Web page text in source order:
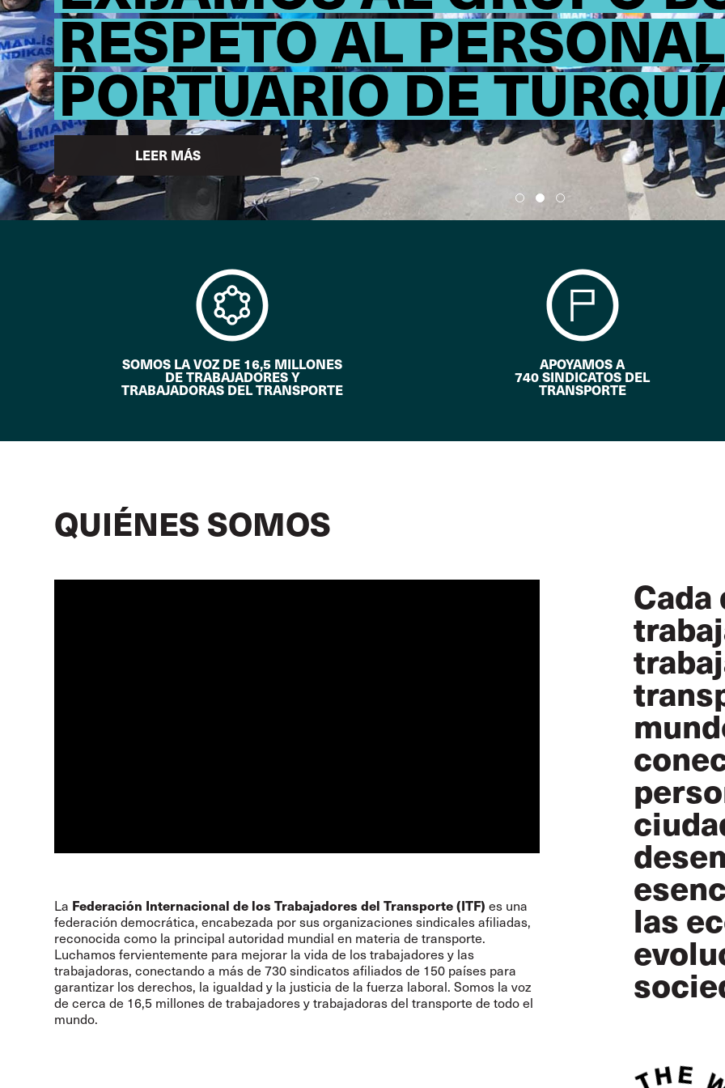
RESPETO AL PERSONAL
PORTUARIO DE
LEER MÁS
SOMOS LA VOZ DE 16,5 MILLONES
DE TRABAJADORES Y
TRABAJADORAS DEL TRANSPORTE
APOYAMOS A
740 SINDICATOS DEL
TRANSPORTE
QUIÉNES SOMOS
La Federación Internacional de los Trabajadores del Transporte (ITF) es una
federación democrática, encabezada por sus organizaciones sindicales afiliadas,
reconocida como la principal autoridad mundial en materia de transporte.
Luchamos fervientemente para mejorar la vida de los trabajadores y las
trabajadoras, conectando a más de 730 sindicatos afiliados de 150 países para
garantizar los derechos, la igualdad y la justicia de la fuerza laboral. Somos la voz
de cerca de 16,5 millones de trabajadores y trabajadoras del transporte de todo el
mundo.
Cada
las